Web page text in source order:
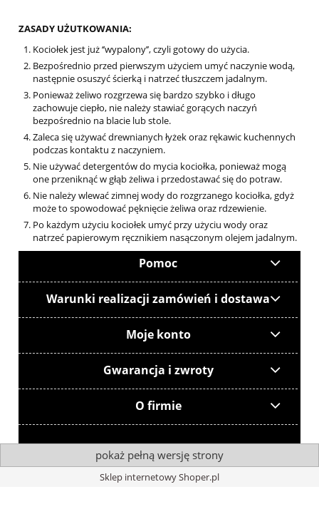
ZASADY UŻUTKOWANIA:
Kociołek jest już ‘’wypalony’’, czyli gotowy do użycia.
Bezpośrednio przed pierwszym użyciem umyć naczynie wodą,
następnie osuszyć ścierką i natrzeć tłuszczem jadalnym.
Ponieważ żeliwo rozgrzewa się bardzo szybko i długo
zachowuje ciepło, nie należy stawiać gorących naczyń
bezpośrednio na blacie lub stole.
Zaleca się używać drewnianych łyżek oraz rękawic kuchennych
podczas kontaktu z naczyniem.
Nie używać detergentów do mycia kociołka, ponieważ mogą
one przeniknąć w głąb żeliwa i przedostawać się do potraw.
Nie należy wlewać zimnej wody do rozgrzanego kociołka, gdyż
może to spowodować pęknięcie żeliwa oraz rdzewienie.
Po każdym użyciu kociołek umyć przy użyciu wody oraz
natrzeć papierowym ręcznikiem nasączonym olejem jadalnym.
Pomoc
Warunki realizacji zamówień i dostawa
Moje konto
Gwarancja i zwroty
O firmie
pokaż pełną wersję strony
Sklep internetowy Shoper.pl